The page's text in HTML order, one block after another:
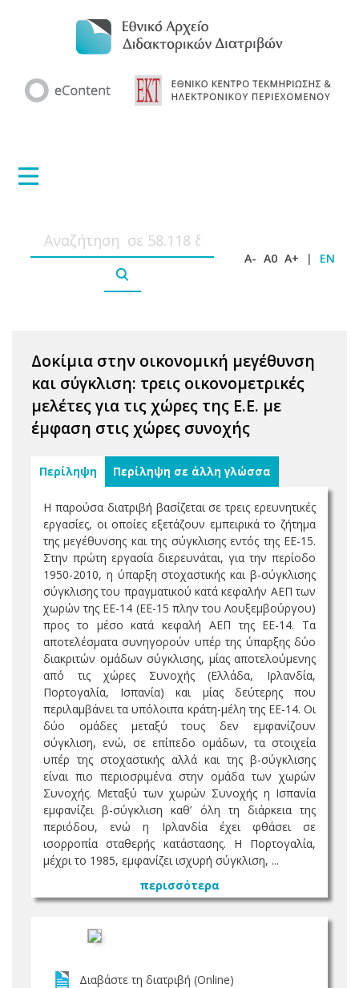
A- A0 A+ | EN
Δοκίμια στην οικονομική μεγέθυνση
και σύγκλιση: τρεις οικονομετρικές
μελέτες για τις χώρες της E.E. με
έμφαση στις χώρες συνοχής
Περίληψη Περίληψη σε άλλη γλώσσα
Η παρούσα διατριβή βασίζεται σε τρεις ερευνητικές
εργασίες, οι οποίες εξετάζουν εμπειρικά το ζήτημα
της μεγέθυνσης και της σύγκλισης εντός της ΕΕ-15.
Στην πρώτη εργασία διερευνάται, για την περίοδο
1950-2010, η ύπαρξη στοχαστικής και β-σύγκλισης
σύγκλισης του πραγματικού κατά κεφαλήν ΑΕΠ των
χωρών της ΕΕ-14 (ΕΕ-15 πλην του Λουξεμβούργου)
προς το μέσο κατά κεφαλή ΑΕΠ της ΕΕ-14. Τα
αποτελέσματα συνηγορούν υπέρ της ύπαρξης δύο
διακριτών ομάδων σύγκλισης, μίας αποτελούμενης
από τις χώρες Συνοχής (Ελλάδα, Ιρλανδία,
Πορτογαλία, Ισπανία) και μίας δεύτερης που
περιλαμβάνει τα υπόλοιπα κράτη-μέλη της ΕΕ-14. Οι
δύο ομάδες μεταξύ τους δεν εμφανίζουν
σύγκλιση, ενώ, σε επίπεδο ομάδων, τα στοιχεία
υπέρ της στοχαστικής αλλά και της β-σύγκλισης
είναι πιο περιοσριμένα στην ομάδα των χωρών
Συνοχής. Μεταξύ των χωρών Συνοχής η Ισπανία
εμφανίζει β-σύγκλιση καθ’ όλη τη διάρκεια της
περιόδου, ενώ η Ιρλανδία έχει φθάσει σε
ισορροπία σταθερής κατάστασης. Η Πορτογαλία,
μέχρι το 1985, εμφανίζει ισχυρή σύγκλιση, ...
περισσότερα
Διαβάστε τη διατριβή (Online)